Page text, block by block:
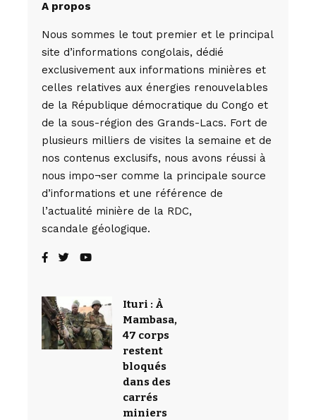
A propos
Nous sommes le tout premier et le principal
site d’informations congolais, dédié
exclusivement aux informations minières et
celles relatives aux énergies renouvelables
de la République démocratique du Congo et
de la sous-région des Grands-Lacs. Fort de
plusieurs milliers de visites la semaine et de
nos contenus exclusifs, nous avons réussi à
nous impo¬ser comme la principale source
d’informations et une référence de
l’actualité minière de la RDC,
scandale géologique.
Ituri : À
Mambasa,
47 corps
restent
bloqués
dans des
carrés
miniers